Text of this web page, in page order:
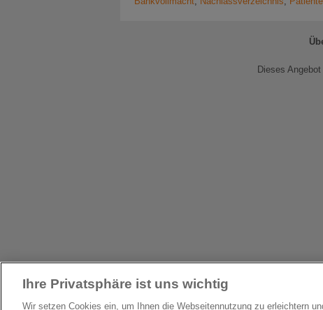
Dieses
Ihre Privatsphäre ist uns wichtig
Wir setzen Cookies ein, um Ihnen die Webseitennutzung zu erleichtern